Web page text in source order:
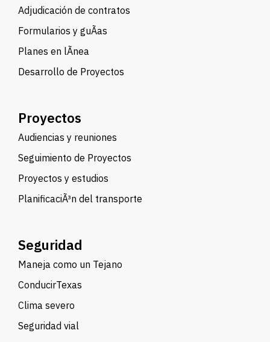
Adjudicación de contratos
Formularios y guÃ­as
Planes en lÃ­nea
Desarrollo de Proyectos
Proyectos
Audiencias y reuniones
Seguimiento de Proyectos
Proyectos y estudios
PlanificaciÃ³n del transporte
Seguridad
Maneja como un Tejano
ConducirTexas
Clima severo
Seguridad vial